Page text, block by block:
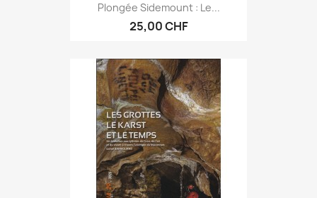
Plongée Sidemount : Le...
25,00 CHF